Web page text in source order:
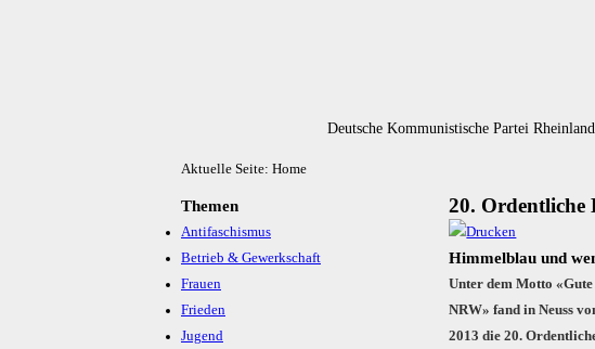
Deutsche Kommunistische Partei
Aktuelle Seite: Home
Themen
Antifaschismus
Betrieb & Gewerkschaft
Frauen
Frieden
Jugend
20. Ordent­liche
Himmelblau und
Un­ter dem Mot­to
NRW» fand in Neuss
2013 die 20.